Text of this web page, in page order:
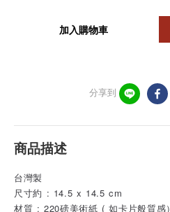
加入購物車
分享到
商品描述
台灣製
尺寸約 : 14.5 x 14.5 cm
材質 : 220磅美術紙 ( 如卡片般質感）